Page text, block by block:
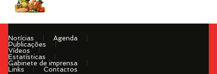
Notícias
Agenda
Publicações
Vídeos
Estatísticas
Gabinete de imprensa
Links
Contactos